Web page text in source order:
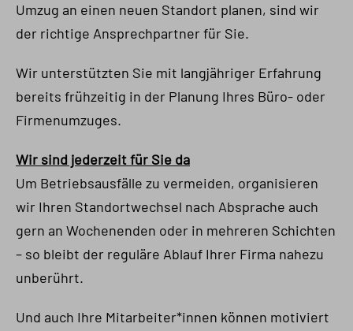
Umzug an einen neuen Standort planen, sind wir
der richtige Ansprechpartner für Sie.
Wir unterstützten Sie mit langjähriger Erfahrung
bereits frühzeitig in der Planung Ihres Büro- oder
Firmenumzuges.
Wir sind jederzeit für Sie da
Um Betriebsausfälle zu vermeiden, organisieren
wir Ihren Standortwechsel nach Absprache auch
gern an Wochenenden oder in mehreren Schichten
– so bleibt der reguläre Ablauf Ihrer Firma nahezu
unberührt.
Und auch Ihre Mitarbeiter*innen können motiviert